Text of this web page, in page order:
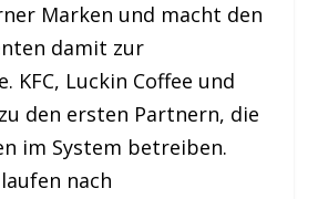
Marken und macht den
damit zur
KFC, Luckin Coffee und
den ersten Partnern, die
im System betreiben.
nach